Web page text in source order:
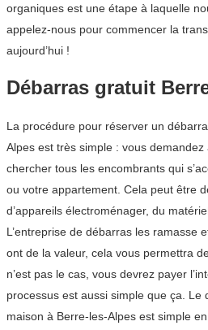
organiques est une étape à laquelle
appelez-nous pour commencer la
aujourd’hui !
Débarras gratuit
La procédure pour réserver un
Alpes est très simple : vous demandez
chercher tous les encombrants qui
ou votre appartement. Cela peut être
d’appareils électroménager, du
L’entreprise de débarras les ramasse
ont de la valeur, cela vous permettra
n’est pas le cas, vous devrez payer
processus est aussi simple que ça. Le
maison à Berre-les-Alpes est simple